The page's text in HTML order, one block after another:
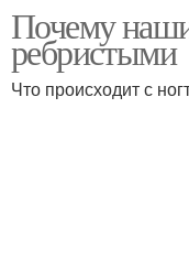
Нездоровые
Почему
ребристыми
Что происходит с